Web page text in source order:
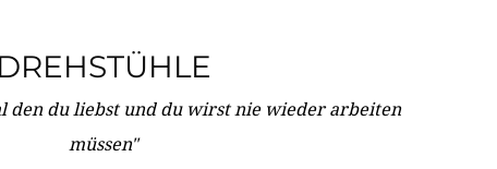
DREHSTÜHLE
den du liebst und du wirst nie wieder arbeiten
müssen"